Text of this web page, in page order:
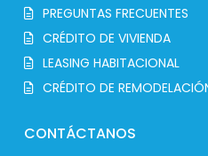
PREGUNTAS FRECUENTES
CRÉDITO DE VIVIENDA
LEASING HABITACIONAL
CRÉDITO DE
CONTÁCTANOS